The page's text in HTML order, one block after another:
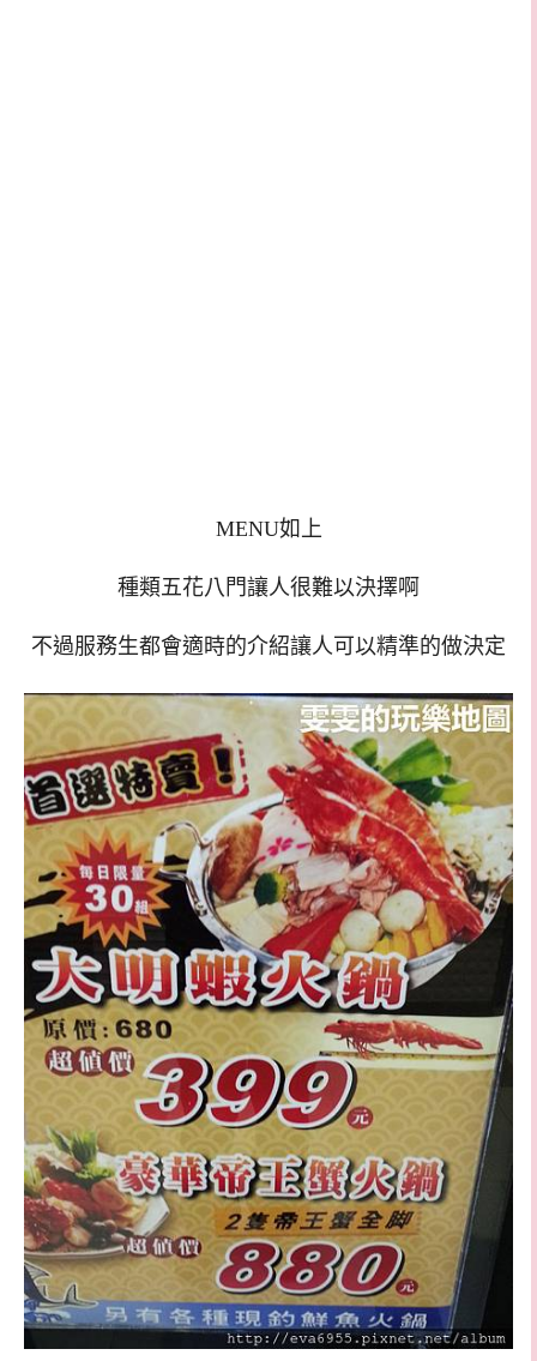
MENU如上
種類五花八門讓人很難以決擇啊
不過服務生都會適時的介紹讓人可以精準的做決定